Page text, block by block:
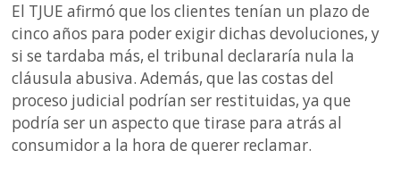
El TJUE afirmó que los clientes tenían un plazo de
cinco años para poder exigir dichas devoluciones, y
si se tardaba más, el tribunal declararía nula la
cláusula abusiva. Además, que las costas del
proceso judicial podrían ser restituidas, ya que
podría ser un aspecto que tirase para atrás al
consumidor a la hora de querer reclamar.